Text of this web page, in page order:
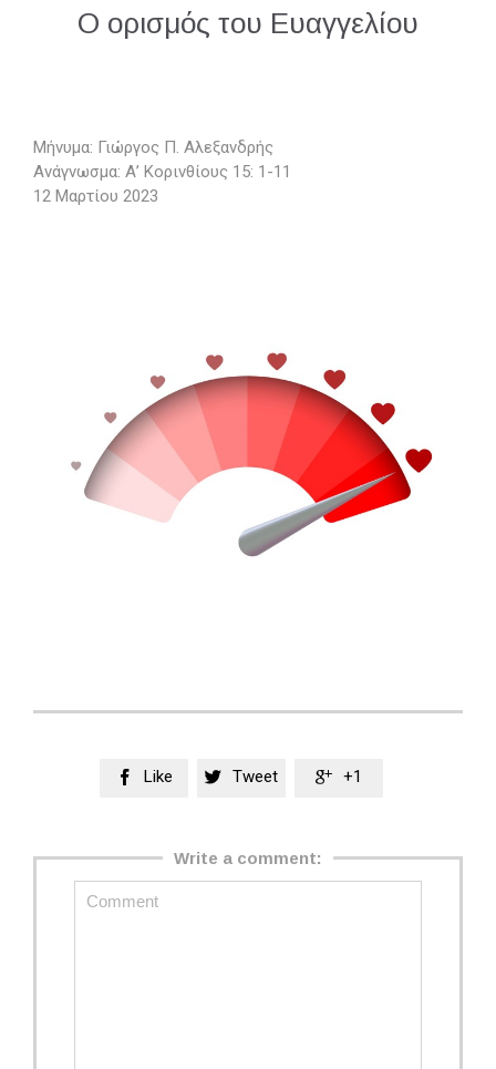
Ο ορισμός του Ευαγγελίου
Μήνυμα: Γιώργος Π. Αλεξανδρής
Ανάγνωσμα: Α’ Κορινθίους 15: 1-11
12 Μαρτίου 2023
 Like  Tweet  +1
Write a comment: